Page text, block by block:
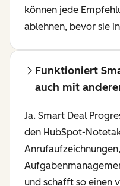
können jede
ablehnen, bevor sie
Funktioniert
auch mit
Ja. Smart Deal
den HubSpot-
und schafft so einen